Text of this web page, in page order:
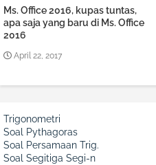
Ms. Office 2016, kupas tuntas,
apa saja yang baru di Ms. Office
2016
April 22, 2017
Trigonometri
Soal Pythagoras
Soal Persamaan Trig.
Soal Segitiga Segi-n